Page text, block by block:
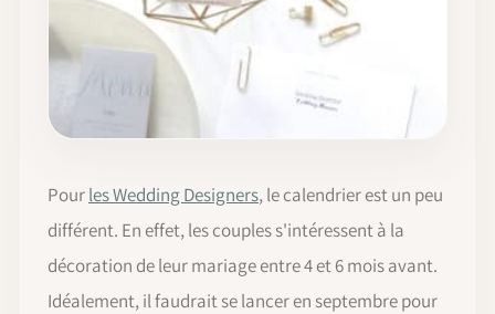
Pourles Wedding Designers, le calendrier est un peu
différent. En effet, les couples s'intéressent à la
décoration de leur mariage entre 4 et 6 mois avant.
Idéalement, il faudrait se lancer en septembre pour